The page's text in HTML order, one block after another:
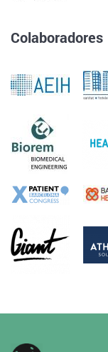
Colaboradores